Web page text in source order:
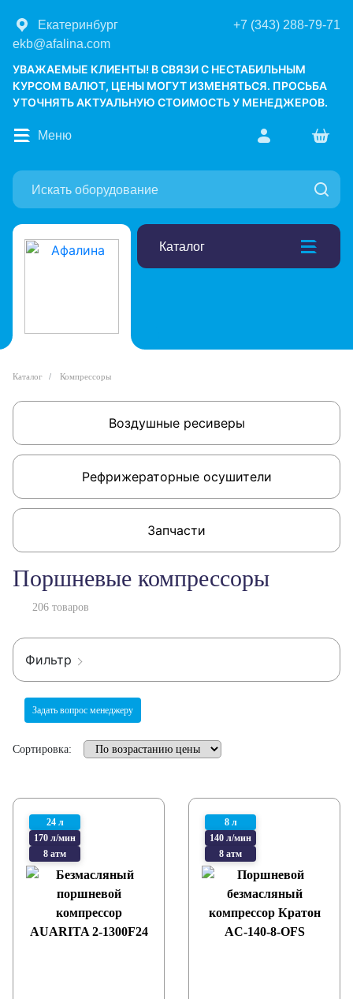
Екатеринбург
+7 (343) 288-79-71
ekb@afalina.com
УВАЖАЕМЫЕ КЛИЕНТЫ! В СВЯЗИ С НЕСТАБИЛЬНЫМ
КУРСОМ ВАЛЮТ, ЦЕНЫ МОГУТ ИЗМЕНЯТЬСЯ. ПРОСЬБА
УТОЧНЯТЬ АКТУАЛЬНУЮ СТОИМОСТЬ У МЕНЕДЖЕРОВ.
Каталог
Меню
Каталог Компрессоры
Воздушные ресиверы
Рефрижераторные осушители
Запчасти
Поршневые компрессоры
206 товаров
Фильтр
Задать вопрос менеджеру
Сортировка:
24 л
170 л/мин
8 атм
8 л
140 л/мин
8 атм